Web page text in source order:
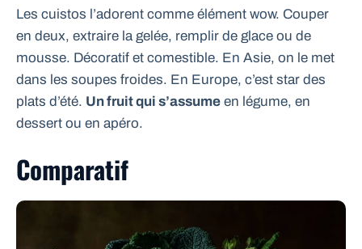
Les cuistos l’adorent comme élément wow. Couper
en deux, extraire la gelée, remplir de glace ou de
mousse. Décoratif et comestible. En Asie, on le met
dans les soupes froides. En Europe, c’est star des
plats d’été. Un fruit qui s’assume en légume, en
dessert ou en apéro.
Comparatif